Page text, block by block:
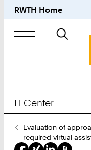
RWTH Home
Suche
nach
IT Center
Sie
sind
hier:
Evaluation of
required virtual